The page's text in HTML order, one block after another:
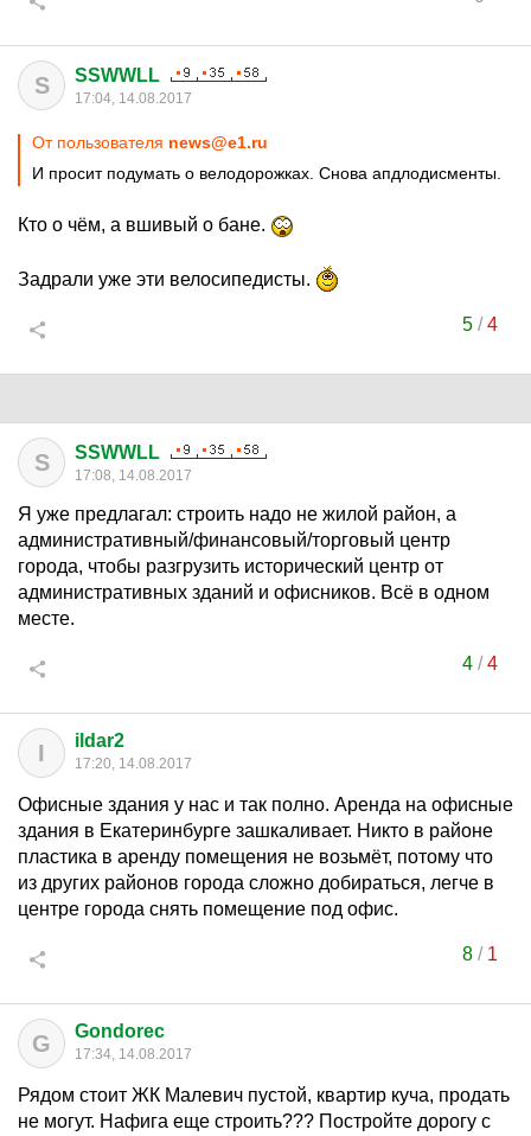
S SSWWLL
17:04, 14.08.2017
От пользователя news@e1.ru
И просит подумать о велодорожках. Снова апдлодисменты.
Кто о чём, а вшивый о бане.
Задрали уже эти велосипедисты.
5/4
S SSWWLL
17:08, 14.08.2017
Я уже предлагал: строить надо не жилой район, а
административный/финансовый/торговый центр
города, чтобы разгрузить исторический центр от
административных зданий и офисников. Всё в одном
месте.
4/4
I ildar2
17:20, 14.08.2017
Офисные здания у нас и так полно. Аренда на офисные
здания в Екатеринбурге зашкаливает. Никто в районе
пластика в аренду помещения не возьмёт, потому что
из других районов города сложно добираться, легче в
центре города снять помещение под офис.
8/ 1
G Gondorec
17:34, 14.08.2017
Рядом стоит ЖК Малевич пустой, квартир куча, продать
не могут. Нафига еще строить??? Постройте дорогу с